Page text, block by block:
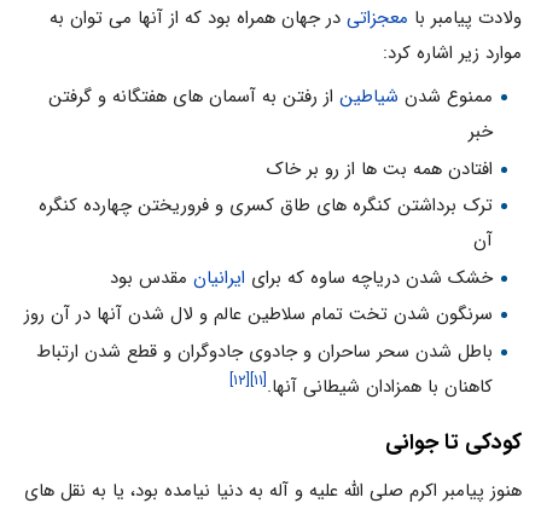
ولادت پیامبر با معجزاتی در جهان همراه بود که از آنها می توان به
موارد زیر اشاره کرد:
ممنوع شدن شیاطیناز رفتن به آسمان های هفتگانه و گرفتن
خبر
افتادن همه بت ها از رو بر خاک
ترک برداشتن کنگره های طاق کسری و فروریختن چهارده کنگره
آن
خشک شدن دریاچه ساوه که برای ایرانیانمقدس بود
سرنگون شدن تخت تمام سلاطین عالم و لال شدن آنها در آن روز
باطل شدن سحر ساحران و جادوی جادوگران و قطع شدن ارتباط
کاهنان با همزادان شیطانی آنها.[۱۱] [۱۲]
کودکی تا جوانی
هنوز پیامبر اکرم صلی الله علیه و آله به دنیا نیامده بود، یا به نقل های